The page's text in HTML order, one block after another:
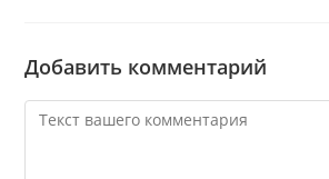
Добавить комментарий